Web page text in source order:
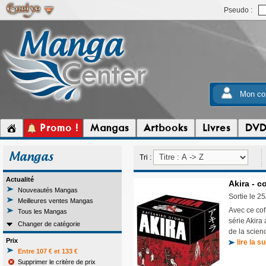
Pseudo :
Mon
Promo ! Mangas Artbooks Livres DVD
Mangas
Actualité
Nouveautés Mangas
Meilleures ventes Mangas
Tous les Mangas
Changer de catégorie
Prix
Entre 107 € et 133 €
Supprimer le critère de prix
Tri :
Akira -
Sortie le
Avec ce
série Akira
de la
lire la